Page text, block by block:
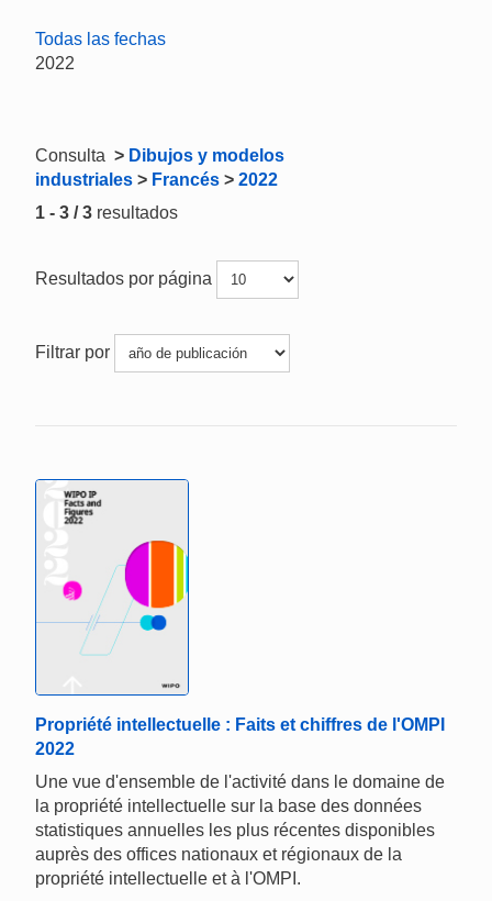
Todas las fechas
2022
Consulta > Dibujos y modelos
industriales > Francés > 2022
1 - 3 / 3 resultados
Resultados por página
Filtrar por
Propriété intellectuelle : Faits et chiffres de l'OMPI
2022
Une vue d'ensemble de l'activité dans le domaine de
la propriété intellectuelle sur la base des données
statistiques annuelles les plus récentes disponibles
auprès des offices nationaux et régionaux de la
propriété intellectuelle et à l'OMPI.